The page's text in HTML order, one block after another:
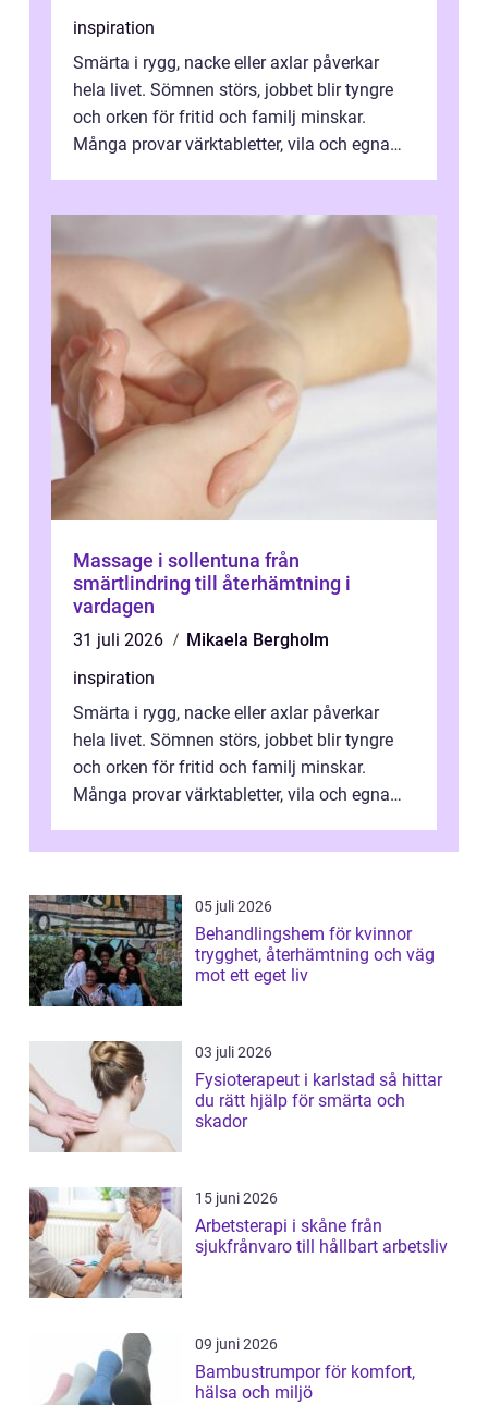
inspiration
Smärta i rygg, nacke eller axlar påverkar
hela livet. Sömnen störs, jobbet blir tyngre
och orken för fritid och familj minskar.
Många provar värktabletter, vila och egna
Massage i sollentuna från
smärtlindring till återhämtning i
vardagen
31 juli 2026
Mikaela Bergholm
inspiration
Smärta i rygg, nacke eller axlar påverkar
hela livet. Sömnen störs, jobbet blir tyngre
och orken för fritid och familj minskar.
Många provar värktabletter, vila och egna
05 juli 2026
Behandlingshem för kvinnor
trygghet, återhämtning och väg
mot ett eget liv
03 juli 2026
Fysioterapeut i karlstad så hittar
du rätt hjälp för smärta och
skador
15 juni 2026
Arbetsterapi i skåne från
sjukfrånvaro till hållbart arbetsliv
09 juni 2026
Bambustrumpor för komfort,
hälsa och miljö